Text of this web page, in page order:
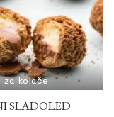
za kolače
SLADOLED